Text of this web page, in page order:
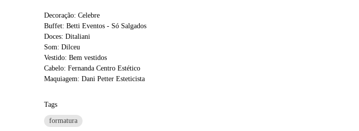
Decoração: Celebre
Buffet: Betti Eventos - Só Salgados
Doces: Ditaliani
Som: Dilceu
Vestido: Bem vestidos
Cabelo: Fernanda Centro Estético
Maquiagem: Dani Petter Esteticista
Tags
formatura